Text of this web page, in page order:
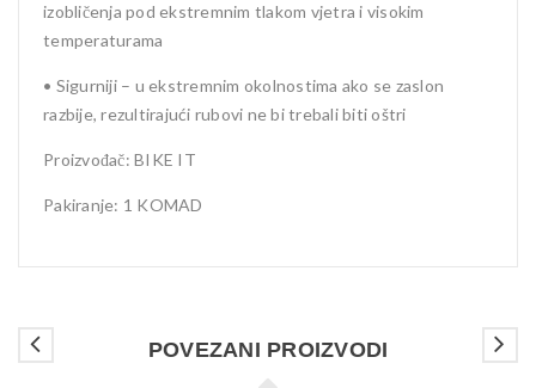
izobličenja pod ekstremnim tlakom vjetra i visokim
temperaturama
• Sigurniji – u ekstremnim okolnostima ako se zaslon
razbije, rezultirajući rubovi ne bi trebali biti oštri
Proizvođač: BIKE IT
Pakiranje: 1 KOMAD
POVEZANI PROIZVODI